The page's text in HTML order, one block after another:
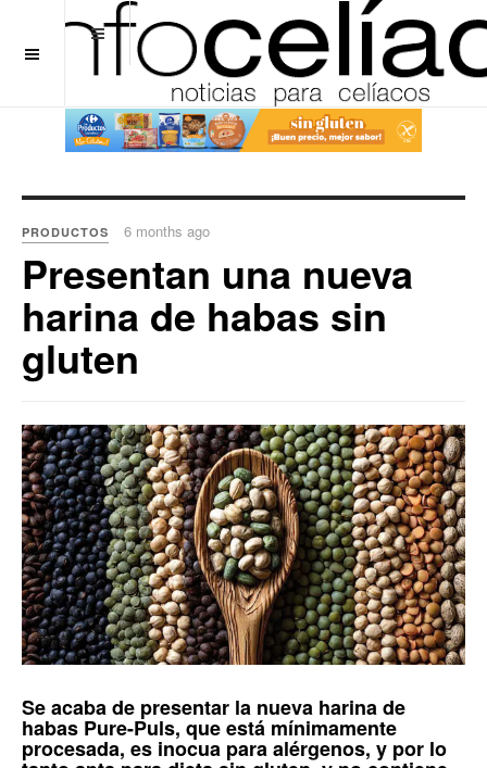
PRODUCTOS 6 months ago
Presentan una nueva
harina de habas sin
gluten
Se acaba de presentar la nueva harina de
habas Pure-Puls, que está mínimamente
procesada, es inocua para alérgenos, y por lo